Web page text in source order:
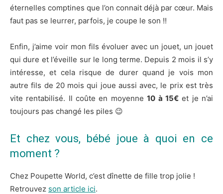
éternelles comptines que l’on connait déjà par cœur. Mais
faut pas se leurrer, parfois, je coupe le son !!
Enfin, j’aime voir mon fils évoluer avec un jouet, un jouet
qui dure et l’éveille sur le long terme. Depuis 2 mois il s’y
intéresse, et cela risque de durer quand je vois mon
autre fils de 20 mois qui joue aussi avec, le prix est très
vite rentabilisé. Il coûte en moyenne10 à 15€et je n’ai
toujours pas changé les piles 😉
Et chez vous, bébé joue à quoi en ce
moment ?
Chez Poupette World, c’est dînette de fille trop jolie !
Retrouvez son article ici.